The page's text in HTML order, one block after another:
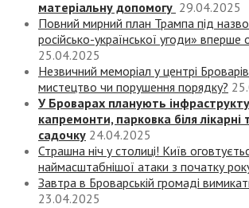
матеріальну допомогу 29.04.2025
Повний мирний план Трампа під
російсько-української угоди» вперше
25.04.2025
Незвичний меморіал у центрі
мистецтво чи порушення порядку?
У Броварах планують
капремонти, парковка біля лікарні
садочку 24.04.2025
Страшна ніч у столиці! Київ
наймасштабнішої атаки з початку
Завтра в Броварській громаді
23.04.2025